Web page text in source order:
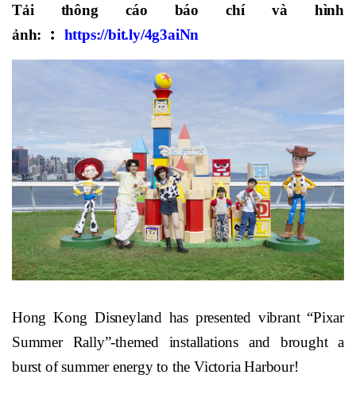
Tải thông cáo báo chí và hình
ảnh:
︰ https://bit.ly/4g3aiNn
Hong Kong Disneyland has presented vibrant “Pixar
Summer Rally”-themed installations and brought a
burst of summer energy to the Victoria Harbour!